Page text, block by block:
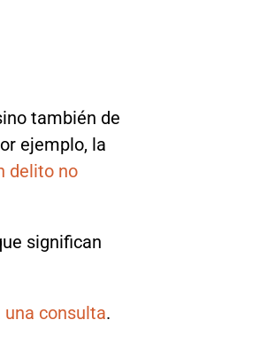
también de
ejemplo, la
delito no
significan
consulta.